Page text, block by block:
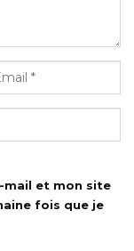
mail et mon site
fois que je